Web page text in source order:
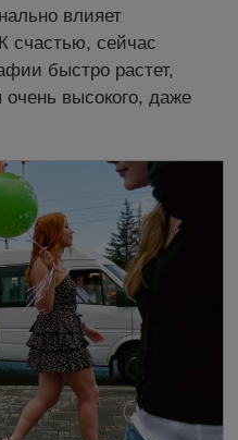
влияет
счастью, сейчас
быстро растет,
высокого, даже